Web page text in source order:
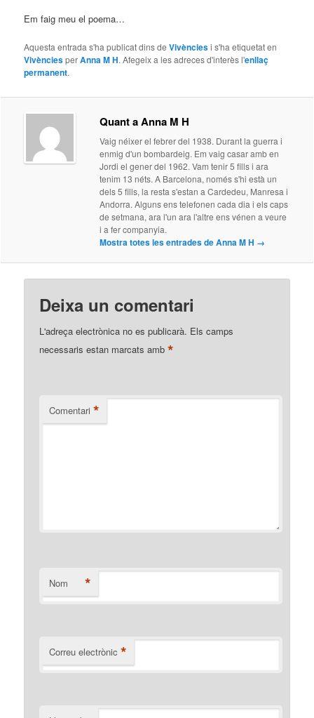
Em faig meu el poema…
Aquesta entrada s'ha publicat dins deVivènciesi s'ha etiquetat en
VivènciesperAnna M H. Afegeix a les adreces d'interès l'enllaç
permanent.
Quant a Anna M H
Vaig néixer el febrer del 1938. Durant la guerra i
enmig d'un bombardeig. Em vaig casar amb en
Jordi el gener del 1962. Vam tenir 5 fills i ara
tenim 13 néts. A Barcelona, només s'hi està un
dels 5 fills, la resta s'estan a Cardedeu, Manresa i
Andorra. Alguns ens telefonen cada dia i els caps
de setmana, ara l'un ara l'altre ens vénen a veure
i a fer companyia.
Mostra totes les entrades de Anna M H →
Deixa un comentari
L'adreça electrònica no es publicarà. Els camps
necessaris estan marcats amb*
Comentari *
Nom *
Correu electrònic *